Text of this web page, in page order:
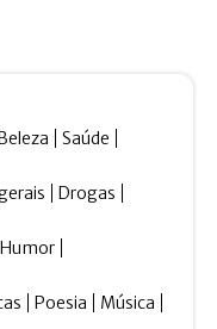
Saúde
Drogas
Humor
Poesia Música